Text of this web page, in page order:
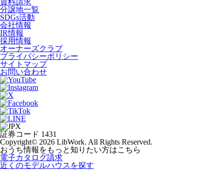
資料請求
分譲地一覧
SDGs活動
会社情報
IR情報
採用情報
オーナーズクラブ
プライバシーポリシー
サイトマップ
お問い合わせ
証券コード 1431
Copyright© 2026 LibWork. All Rights Reserved.
おうち情報をもっと知りたい方はこちら
電子カタログ請求
近くのモデルハウスを探す